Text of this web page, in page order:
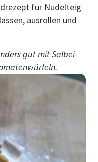
für Nudelteig
ausrollen und
gut mit Salbei-